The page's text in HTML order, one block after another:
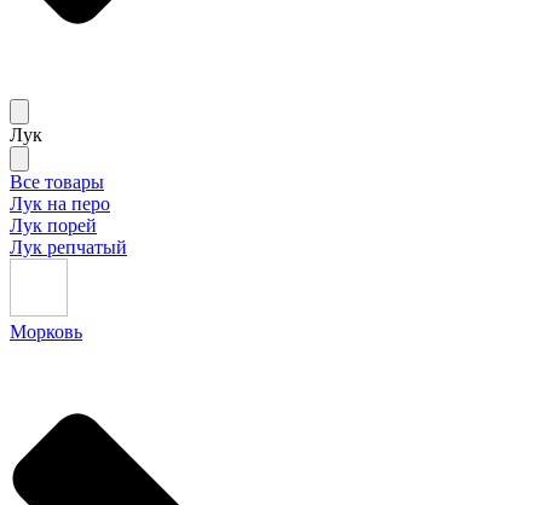
Лук
Все товары
Лук на перо
Лук порей
Лук репчатый
Морковь